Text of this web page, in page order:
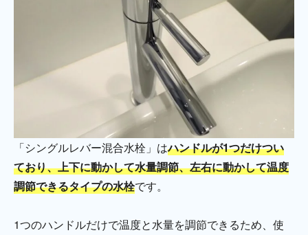
「シングルレバー混合水栓」はハンドルが1つだけつい
ており、上下に動かして水量調節、左右に動かして温度
調節できるタイプの水栓です。
1つのハンドルだけで温度と水量を調節できるため、使